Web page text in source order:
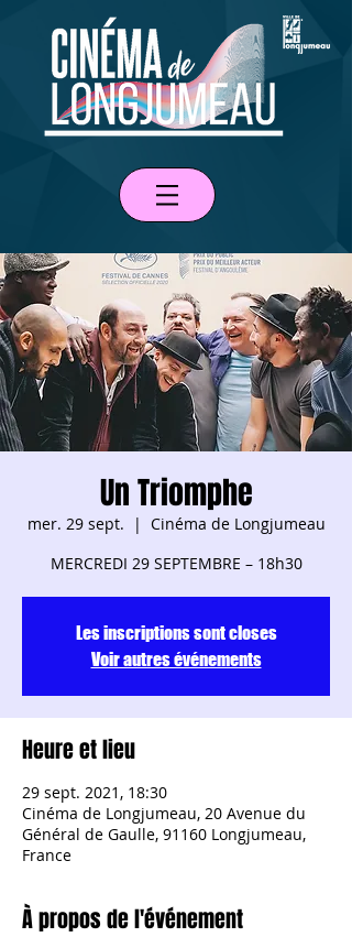
Un Triomphe
mer. 29 sept.
  |
Cinéma de Longjumeau
MERCREDI 29 SEPTEMBRE – 18h30
Les inscriptions sont closes
Voir autres événements
Heure et lieu
29 sept. 2021, 18:30
Cinéma de Longjumeau, 20 Avenue du
Général de Gaulle, 91160 Longjumeau,
France
À propos de l'événement